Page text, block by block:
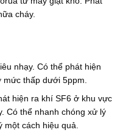
cháy.
nhạy. Có thể phát hiện
thấp dưới 5ppm.
hiện ra khí SF6 ở khu vực
Có thể nhanh chóng xử lý
một cách hiệu quả.